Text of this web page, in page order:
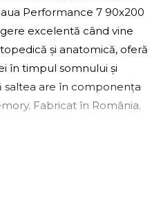
Performance 7 90x200
excelentă când vine
și anatomică, oferă
în timpul somnului și
saltea are în componenţa
Fabricat în România.
superioară ar trebui să
anatomică are rolul de